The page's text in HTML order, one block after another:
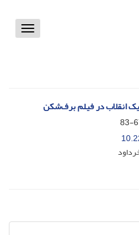
Toggle
یک انقلاب در فیلم برف‌شکن